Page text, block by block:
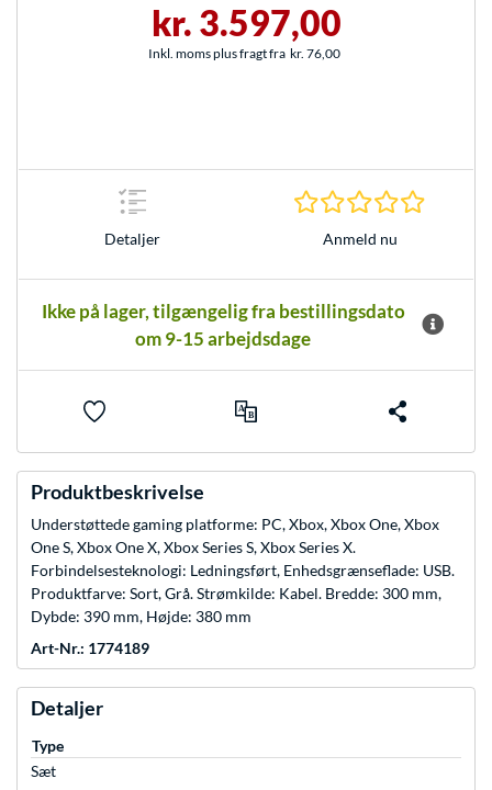
kr. 3.597,00
Inkl. moms plus fragt fra kr. 76,00
Detaljer Anmeld nu
Ikke på lager, tilgængelig fra bestillingsdato
om 9-15 arbejdsdage
Produktbeskrivelse
Understøttede gaming platforme: PC, Xbox, Xbox One, Xbox
One S, Xbox One X, Xbox Series S, Xbox Series X.
Forbindelsesteknologi: Ledningsført, Enhedsgrænseflade: USB.
Produktfarve: Sort, Grå. Strømkilde: Kabel. Bredde: 300 mm,
Dybde: 390 mm, Højde: 380 mm
Art-Nr.: 1774189
Detaljer
Type
Sæt